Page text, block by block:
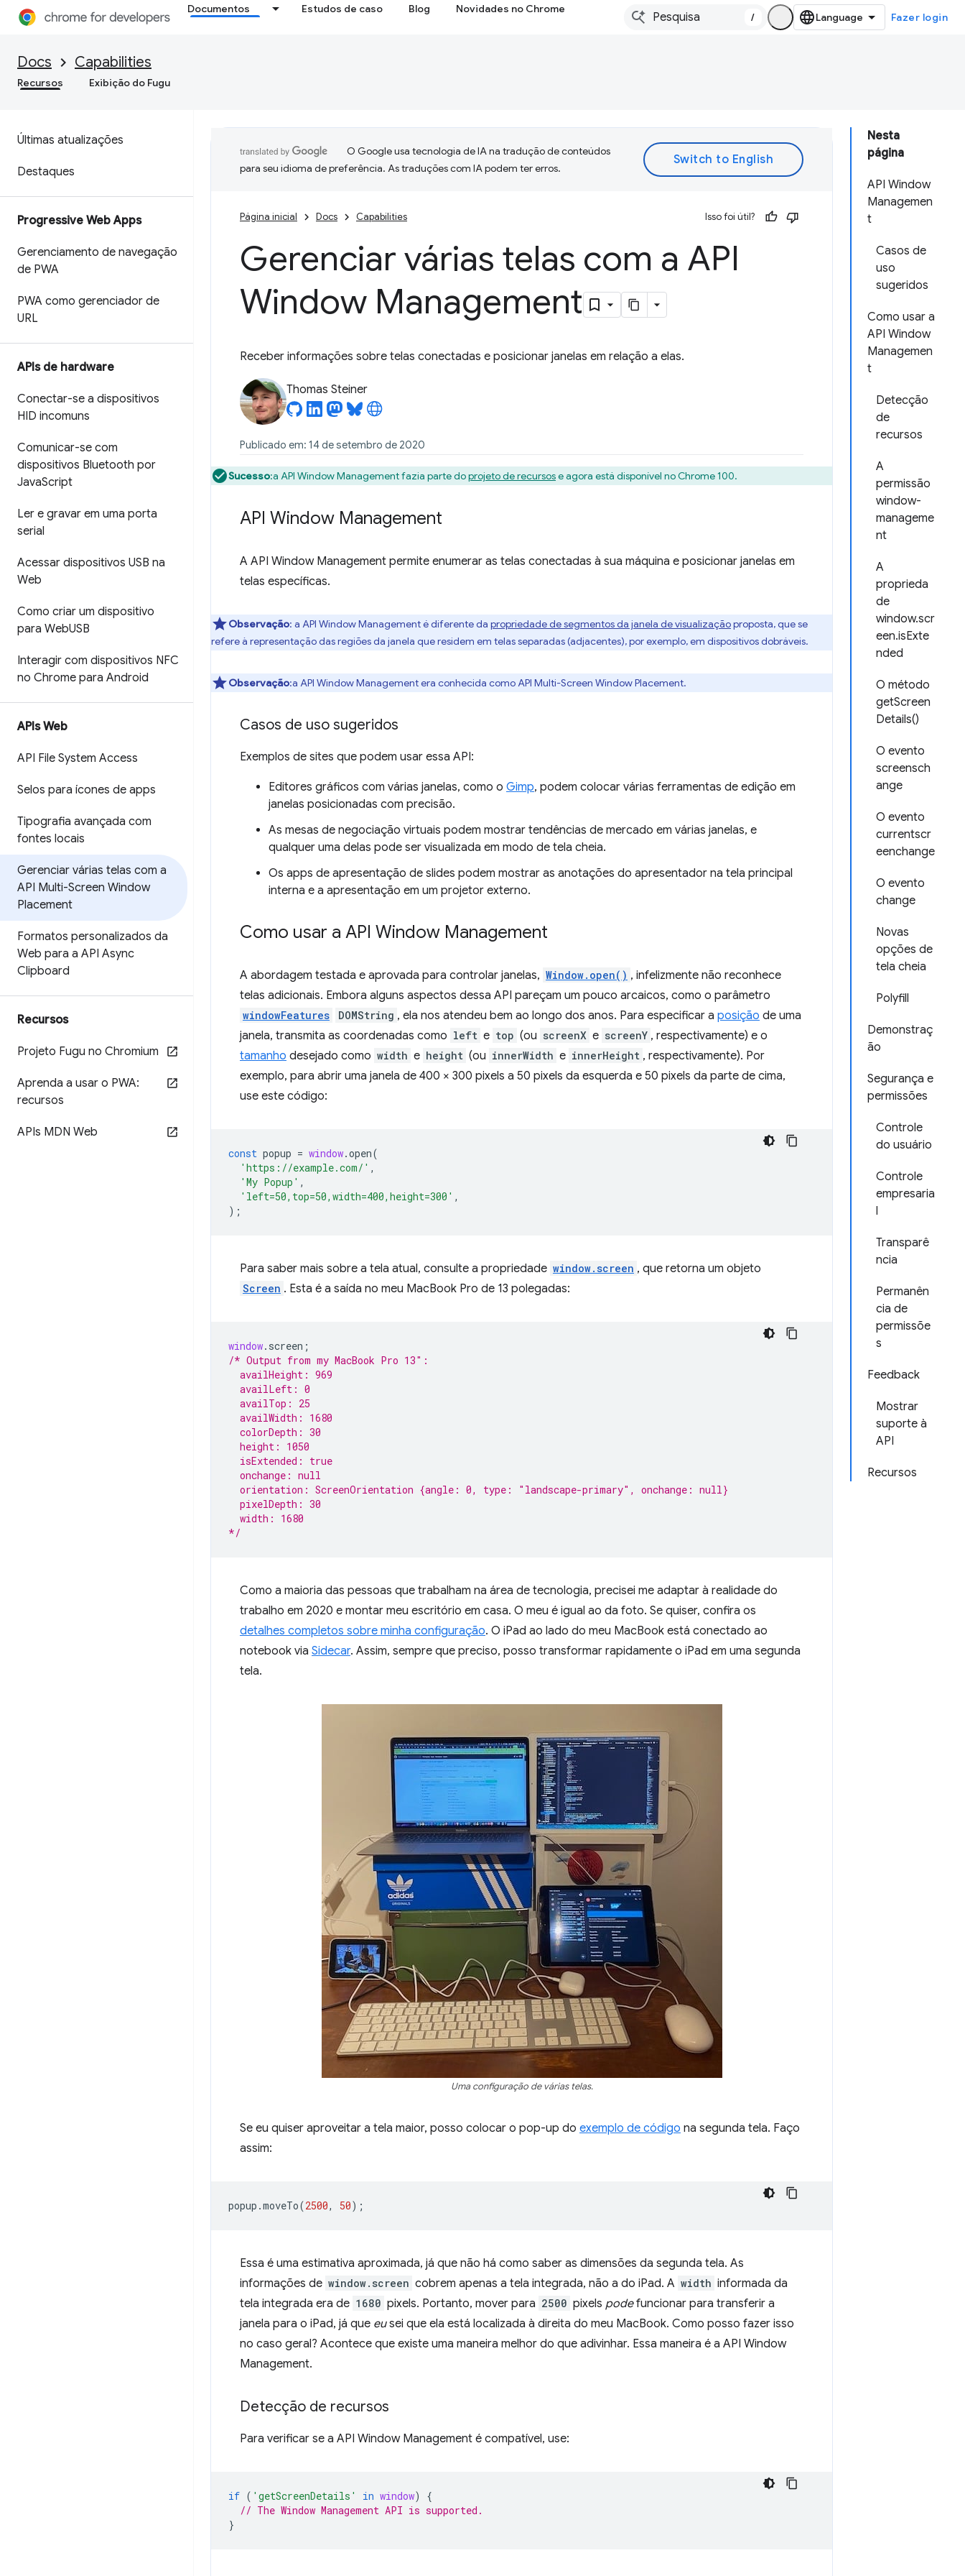
Documentos Estudos de caso Blog Novidades no Chrome
/ Fazer login
Docs Capabilities
Recursos Exibição do Fugu
Últimas atualizações
Destaques
Progressive Web Apps
Gerenciamento de navegação
de PWA
PWA como gerenciador de
URL
APIs de hardware
Conectar-se a dispositivos
HID incomuns
Comunicar-se com
dispositivos Bluetooth por
JavaScript
Ler e gravar em uma porta
serial
Acessar dispositivos USB na
Web
Como criar um dispositivo
para WebUSB
Interagir com dispositivos NFC
no Chrome para Android
APIs Web
API File System Access
Selos para ícones de apps
Tipografia avançada com
fontes locais
Gerenciar várias telas com a
API Multi-Screen Window
Placement
Formatos personalizados da
Web para a API Async
Clipboard
Recursos
Projeto Fugu no Chromium
Aprenda a usar o PWA:
recursos
APIs MDN Web
Nesta
página
API Window
Managemen
t
Casos de
uso
sugeridos
Como usar a
API Window
Managemen
t
Detecção
de
recursos
A
permissão
window-
manageme
nt
A
proprieda
de
window.scr
een.isExte
nded
O método
getScreen
Details()
O evento
screensch
ange
O evento
currentscr
eenchange
O evento
change
Novas
opções de
tela cheia
Polyfill
Demonstraç
ão
Segurança e
permissões
Controle
do usuário
Controle
empresaria
l
Transparê
ncia
Permanên
cia de
permissõe
s
Feedback
Mostrar
suporte à
API
Recursos
O Google usa tecnologia de IA na tradução de conteúdos
para seu idioma de preferência. As traduções com IA podem ter erros.
Página inicial Docs Capabilities Isso foi útil?
Gerenciar várias telas com a API
Window Management
Receber informações sobre telas conectadas e posicionar janelas em relação a elas.
Thomas Steiner
Publicado em: 14 de setembro de 2020
Sucesso:a API Window Management fazia parte doprojeto de recursose agora está disponível no Chrome 100.
API Window Management
A API Window Management permite enumerar as telas conectadas à sua máquina e posicionar janelas em
telas específicas.
Observação: a API Window Management é diferente da propriedade de segmentos da janela de visualizaçãoproposta, que se
refere à representação das regiões da janela que residem em telas separadas (adjacentes), por exemplo, em dispositivos dobráveis.
Observação:a API Window Management era conhecida como API Multi-Screen Window Placement.
Casos de uso sugeridos
Exemplos de sites que podem usar essa API:
Editores gráficos com várias janelas, como o Gimp, podem colocar várias ferramentas de edição em
janelas posicionadas com precisão.
As mesas de negociação virtuais podem mostrar tendências de mercado em várias janelas, e
qualquer uma delas pode ser visualizada em modo de tela cheia.
Os apps de apresentação de slides podem mostrar as anotações do apresentador na tela principal
interna e a apresentação em um projetor externo.
Como usar a API Window Management
A abordagem testada e aprovada para controlar janelas, Window.open() , infelizmente não reconhece
telas adicionais. Embora alguns aspectos dessa API pareçam um pouco arcaicos, como o parâmetro
windowFeatures DOMString , ela nos atendeu bem ao longo dos anos. Para especificar a posição de uma
janela, transmita as coordenadas como left e top (ou screenX e screenY , respectivamente) e o
tamanho desejado como width e height (ou innerWidth e innerHeight , respectivamente). Por
exemplo, para abrir uma janela de 400 × 300 pixels a 50 pixels da esquerda e 50 pixels da parte de cima,
use este código:
const popup = window.open(
'https://example.com/' ,
'My Popup' ,
'left=50,top=50,width=400,height=300' ,
);
Para saber mais sobre a tela atual, consulte a propriedade window.screen , que retorna um objeto
Screen . Esta é a saída no meu MacBook Pro de 13 polegadas:
window. screen ;
/* Output from my MacBook Pro 13″:
  availHeight: 969
  availLeft: 0
  availTop: 25
  availWidth: 1680
  colorDepth: 30
  height: 1050
  isExtended: true
  onchange: null
  orientation: ScreenOrientation {angle: 0, type: "landscape-primary", onchange: null}
  pixelDepth: 30
  width: 1680
*/
Como a maioria das pessoas que trabalham na área de tecnologia, precisei me adaptar à realidade do
trabalho em 2020 e montar meu escritório em casa. O meu é igual ao da foto. Se quiser, confira os
detalhes completos sobre minha configuração. O iPad ao lado do meu MacBook está conectado ao
notebook via Sidecar. Assim, sempre que preciso, posso transformar rapidamente o iPad em uma segunda
tela.
Uma configuração de várias telas.
Se eu quiser aproveitar a tela maior, posso colocar o pop-up do exemplo de código na segunda tela. Faço
assim:
popup .moveTo(2500, 50);
Essa é uma estimativa aproximada, já que não há como saber as dimensões da segunda tela. As
informações de window.screen cobrem apenas a tela integrada, não a do iPad. A width informada da
tela integrada era de 1680 pixels. Portanto, mover para 2500 pixels podefuncionar para transferir a
janela para o iPad, já que eusei que ela está localizada à direita do meu MacBook. Como posso fazer isso
no caso geral? Acontece que existe uma maneira melhor do que adivinhar. Essa maneira é a API Window
Management.
Detecção de recursos
Para verificar se a API Window Management é compatível, use:
if ( 'getScreenDetails' in window)
{
// The Window Management API is supported.
}